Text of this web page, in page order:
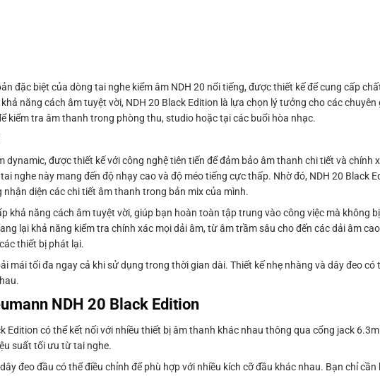
đặc biệt của dòng tai nghe kiểm âm NDH 20 nổi tiếng, được thiết kế để cung cấp
năng cách âm tuyệt vời, NDH 20 Black Edition là lựa chọn lý tưởng cho các
kiểm tra âm thanh trong phòng thu, studio hoặc tại các buổi hòa nhạc.
dynamic, được thiết kế với công nghệ tiên tiến để đảm bảo âm thanh chi tiết và chính
nghe này mang đến độ nhạy cao và độ méo tiếng cực thấp. Nhờ đó, NDH 20 Black
diện các chi tiết âm thanh trong bản mix của mình.
khả năng cách âm tuyệt vời, giúp bạn hoàn toàn tập trung vào công việc mà không
lại khả năng kiểm tra chính xác mọi dải âm, từ âm trầm sâu cho đến các dải âm
thiết bị phát lại.
mái tối đa ngay cả khi sử dụng trong thời gian dài. Thiết kế nhẹ nhàng và dây đeo có
NDH 20 Black Edition
Edition có thể kết nối với nhiều thiết bị âm thanh khác nhau thông qua cổng jack
suất tối ưu từ tai nghe.
đeo đầu có thể điều chỉnh để phù hợp với nhiều kích cỡ đầu khác nhau. Bạn chỉ cần